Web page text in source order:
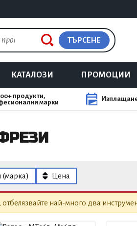
ТЪРСЕНЕ
КАТАЛОЗИ ПРОМОЦИИ
продукти,
марки
(марка) Цена
най-много два